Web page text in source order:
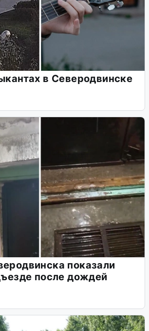
в Северодвинске
показали
после дождей